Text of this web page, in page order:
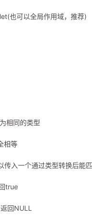
也可以全局作用域，推荐)
相同的类型
相等
传入一个通过类型转换后能
true
回NULL